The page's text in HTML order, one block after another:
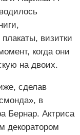
визитки
когда они
на двоих.
сделав
в
Бернар. Актриса
декоратором